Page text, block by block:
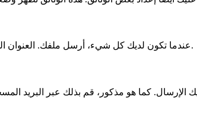
عندما تكون لديك كل شيء، أرسل ملفك. العنوان الذي ترسل إليه يعتمد على المحافظة أو الدائرة الفرعية في مدينتك.